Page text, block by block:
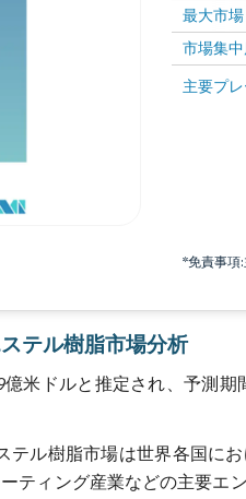
最大市場
市場集
主要プ
*免責事項
テル樹脂市場分析
米ドルと推定され、予測期
テル樹脂市場は世界各国に
ティング産業などの主要エ